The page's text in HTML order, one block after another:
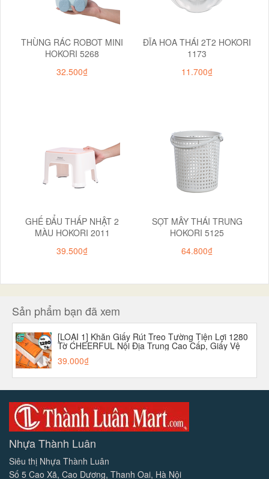
THÙNG RÁC ROBOT MINI
HOKORI 5268
32.500₫
ĐĨA HOA THÁI 2T2 HOKORI
1173
11.700₫
GHẾ ĐẨU THẤP NHẬT 2
MÀU HOKORI 2011
39.500₫
SỌT MÂY THÁI TRUNG
HOKORI 5125
64.800₫
Sản phẩm bạn đã xem
[LOẠI 1] Khăn Giấy Rút Treo Tường Tiện Lợi 1280
Tờ CHEERFUL Nội Địa Trung Cao Cấp, Giấy Vệ
Sinh Treo Tường 4 Lớp Bột Gỗ
39.000₫
Nhựa Thành Luân
Siêu thị Nhựa Thành Luân
Số 5 Cao Xã, Cao Dương, Thanh Oai, Hà Nội